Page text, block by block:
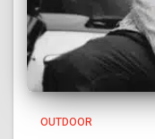
OUTDOOR